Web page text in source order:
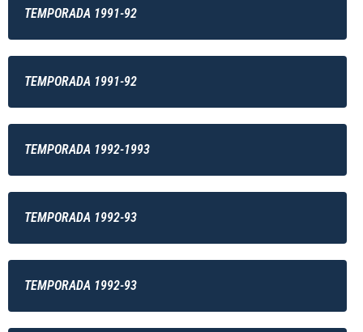
TEMPORADA 1991-92
TEMPORADA 1991-92
TEMPORADA 1992-1993
TEMPORADA 1992-93
TEMPORADA 1992-93